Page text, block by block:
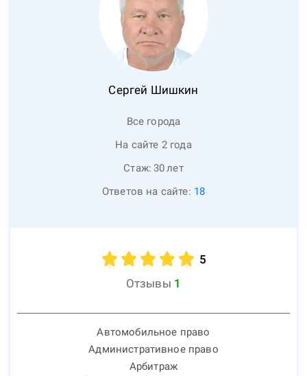
Сергей Шишкин
Все города
На сайте 2 года
Стаж: 30лет
Ответов на сайте: 18
5
Отзывы 1
Автомобильное право
Административное право
Арбитраж